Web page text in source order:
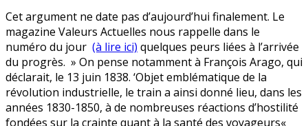
dangereux
!
Cet argument ne date pas d’aujourd’hui finalement. Le
magazine Valeurs Actuelles nous rappelle dans le
numéro du jour (à lire ici) quelques peurs liées à l’arrivée
du progrès. » On pense notamment à François Arago, qui
déclarait, le 13 juin 1838. ‘Objet emblématique de la
révolution industrielle, le train a ainsi donné lieu, dans les
années 1830-1850, à de nombreuses réactions d’hostilité
fondées sur la crainte quant à la santé des voyageurs«